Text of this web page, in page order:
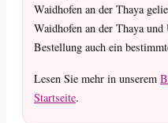
Waidhofen an der Thaya
Waidhofen an der Thaya
Bestellung auch ein
Lesen Sie mehr in unserem
Startseite.